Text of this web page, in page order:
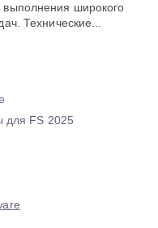
широкого
Технические...
для FS 2025